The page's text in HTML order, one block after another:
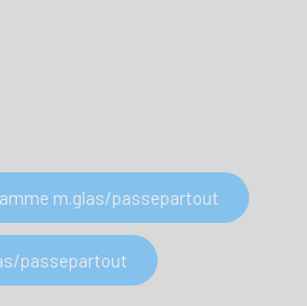
m.glas/passepartout
passepartout